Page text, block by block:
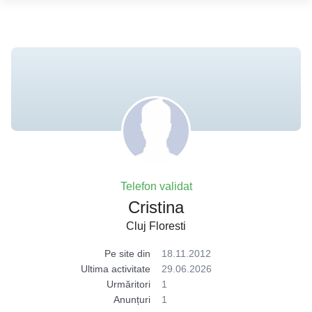
Telefon validat
Cristina
Cluj Floresti
Pe site din
18.11.2012
Ultima activitate
29.06.2026
Urmăritori
1
Anunțuri
1